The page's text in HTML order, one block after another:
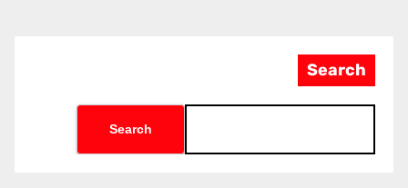
Search
Search